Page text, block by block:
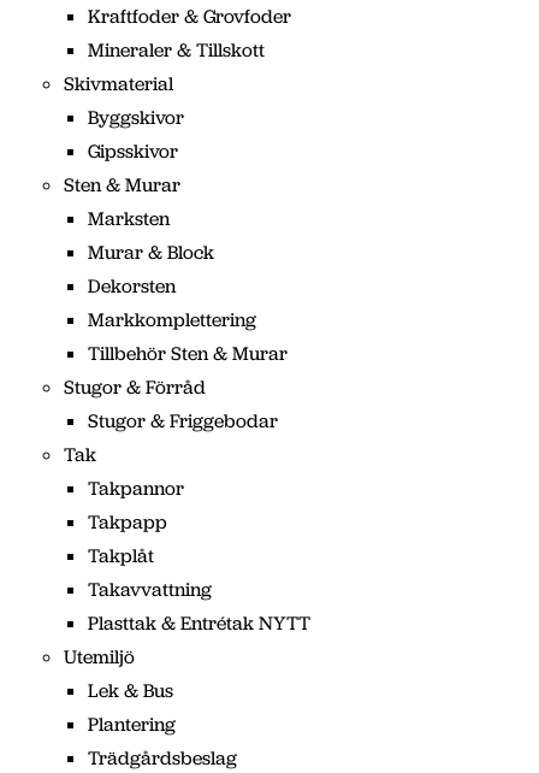
Kraftfoder & Grovfoder
Mineraler & Tillskott
Skivmaterial
Byggskivor
Gipsskivor
Sten & Murar
Marksten
Murar & Block
Dekorsten
Markkomplettering
Tillbehör Sten & Murar
Stugor & Förråd
Stugor & Friggebodar
Tak
Takpannor
Takpapp
Takplåt
Takavvattning
Plasttak & Entrétak NYTT
Utemiljö
Lek & Bus
Plantering
Trädgårdsbeslag